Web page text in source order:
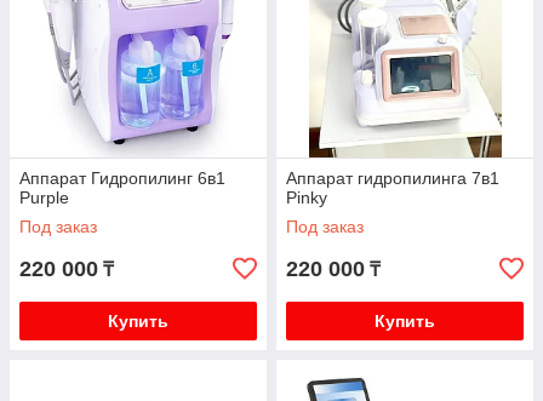
Аппарат Гидропилинг 6в1
Purple
Под заказ
220 000 ₸
Купить
Аппарат гидропилинга 7в1
Pinky
Под заказ
220 000 ₸
Купить